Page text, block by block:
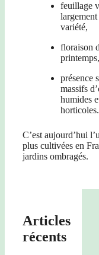
feuillage
variété,
floraison
printemps,
présence
massifs
humides
horticoles.
C’est aujourd’hui
plus cultivées en
jardins ombragés.
Articles
récents